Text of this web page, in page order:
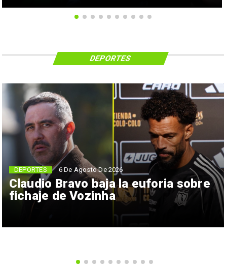
Claudio Bravo baja la euforia sobre
fichaje de Vozinha
DEPORTES 6 De Agosto De 2026
DEPORTES